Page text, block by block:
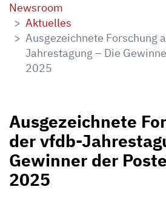
Newsroom
Aktuelles
Ausgezeichnete Forschung
Jahrestagung – Die
2025
Ausgezeichnete
der vfdb-
Gewinner der
2025